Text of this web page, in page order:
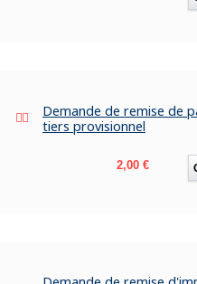
Demande de remise de
tiers provisionnel
Prix
2,00 €